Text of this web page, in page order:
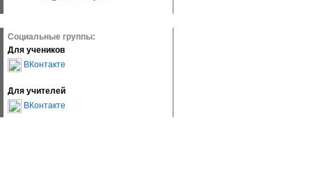
Социальные группы:
Для учеников
ВКонтакте
Для учителей
ВКонтакте